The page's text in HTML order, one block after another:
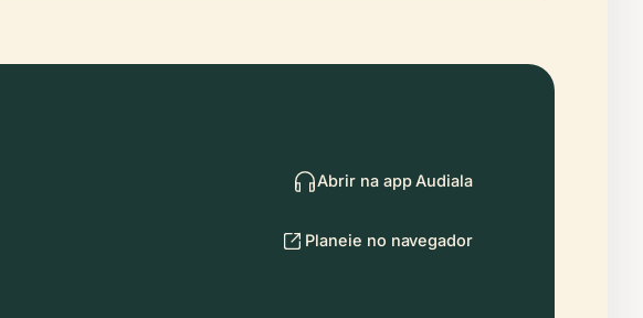
Abrir na app Audiala
Planeie no navegador